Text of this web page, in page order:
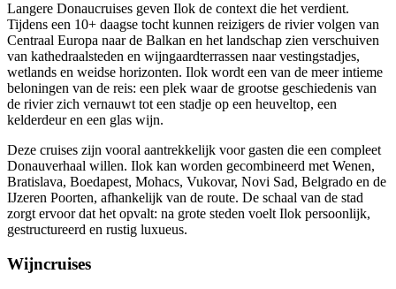
Langere Donaucruises geven Ilok de context die het verdient.
Tijdens een 10+ daagse tocht kunnen reizigers de rivier volgen van
Centraal Europa naar de Balkan en het landschap zien verschuiven
van kathedraalsteden en wijngaardterrassen naar vestingstadjes,
wetlands en weidse horizonten. Ilok wordt een van de meer intieme
beloningen van de reis: een plek waar de grootse geschiedenis van
de rivier zich vernauwt tot een stadje op een heuveltop, een
kelderdeur en een glas wijn.
Deze cruises zijn vooral aantrekkelijk voor gasten die een compleet
Donauverhaal willen. Ilok kan worden gecombineerd met Wenen,
Bratislava, Boedapest, Mohacs, Vukovar, Novi Sad, Belgrado en de
IJzeren Poorten, afhankelijk van de route. De schaal van de stad
zorgt ervoor dat het opvalt: na grote steden voelt Ilok persoonlijk,
gestructureerd en rustig luxueus.
Wijncruises